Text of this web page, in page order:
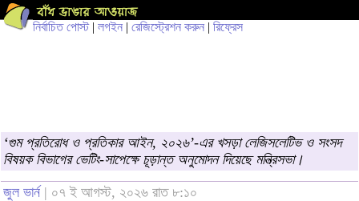
নির্বাচিত পোস্ট| লগইন | রেজিস্ট্রেশন করুন | রিফ্রেস
‘গুম প্রতিরোধ ও প্রতিকার আইন, ২০২৬’-এর খসড়া লেজিসলেটিভ ও সংসদ
বিষয়ক বিভাগের ভেটিং-সাপেক্ষে চূড়ান্ত অনুমোদন দিয়েছে মন্ত্রিসভা।
জুল ভার্ন| ০৭ ই আগস্ট, ২০২৬ রাত ৮:১০